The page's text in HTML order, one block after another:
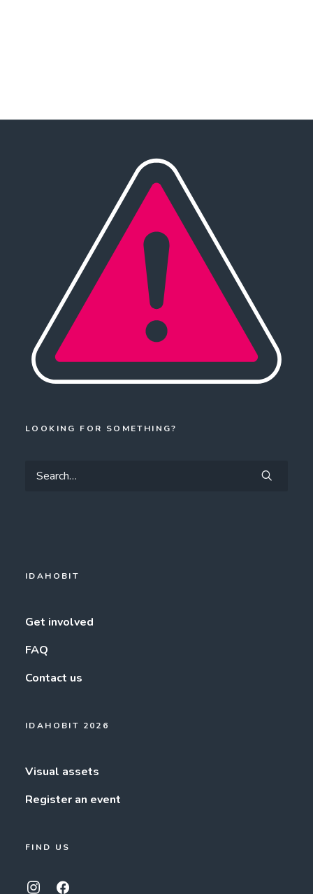
LOOKING FOR SOMETHING?
IDAHOBIT
Get involved
FAQ
Contact us
IDAHOBIT 2026
Visual assets
Register an event
FIND US